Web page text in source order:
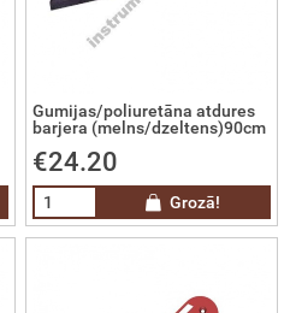
Gumijas/poliuretāna atdures
barjera (melns/dzeltens)90cm
€24.20
Grozā!